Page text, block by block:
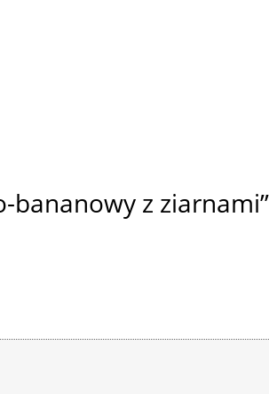
bananowy z ziarnami”